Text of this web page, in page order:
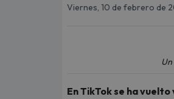
Viernes, 10 de febrero de
En TikTok se ha